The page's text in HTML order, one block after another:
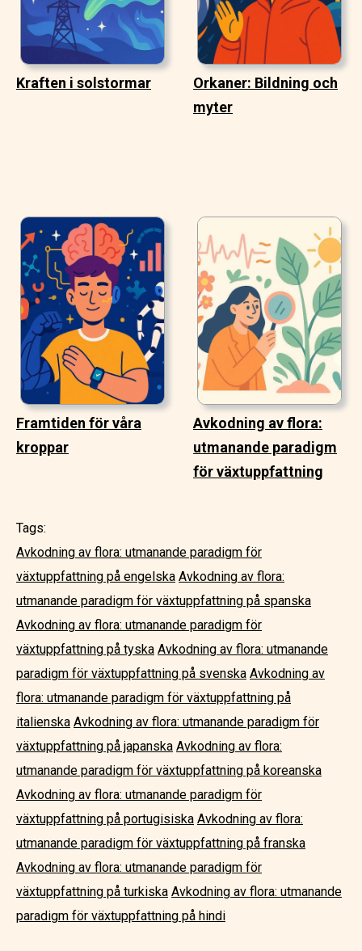
Kraften i solstormar
Orkaner: Bildning och
myter
Framtiden för våra
kroppar
Avkodning av flora:
utmanande paradigm
för växtuppfattning
Tags:
Avkodning av flora: utmanande paradigm för
växtuppfattning på engelska Avkodning av flora:
utmanande paradigm för växtuppfattning på spanska
Avkodning av flora: utmanande paradigm för
växtuppfattning på tyska Avkodning av flora: utmanande
paradigm för växtuppfattning på svenska Avkodning av
flora: utmanande paradigm för växtuppfattning på
italienska Avkodning av flora: utmanande paradigm för
växtuppfattning på japanska Avkodning av flora:
utmanande paradigm för växtuppfattning på koreanska
Avkodning av flora: utmanande paradigm för
växtuppfattning på portugisiska Avkodning av flora:
utmanande paradigm för växtuppfattning på franska
Avkodning av flora: utmanande paradigm för
växtuppfattning på turkiska Avkodning av flora: utmanande
paradigm för växtuppfattning på hindi